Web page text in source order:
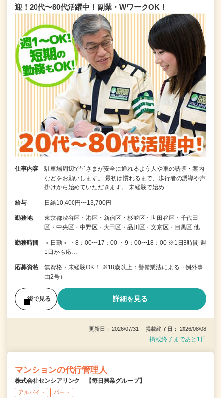
迎！20代〜80代活躍中！副業・WワークOK！
仕事内容
駐車場周辺で皆さまが安全に通れるよう人や車の誘導・案内
などをお願いします。 最初は慣れるまで、歩行者の誘導や声
掛けから始めていただきます。 未経験で始め…
給与 日給10,400円〜13,700円
勤務地
東京都渋谷区・港区・新宿区・杉並区・世田谷区・千代田
区・中央区・中野区・大田区・品川区・文京区・目黒区 他
勤務時間
＜日勤＞ ・8：00〜17：00 ・9：00〜18：00 ※1日8時間 週
1日から応…
応募資格
無資格・未経験OK！ ※18歳以上：警備業法による（例外事
由2号）
後で見る 詳細を見る
更新日： 2026/07/31 掲載終了日： 2026/08/08
掲載終了まであと1日
マンションの代行管理人
株式会社センシアリンク 【毎日興業グループ】
アルバイト パート